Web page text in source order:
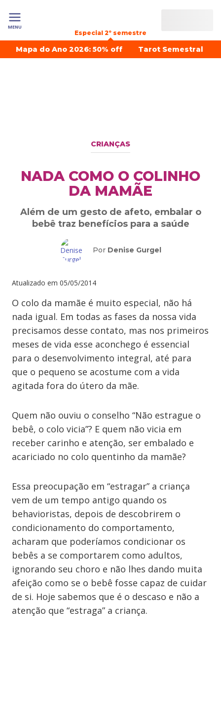
MENU
Especial 2º semestre
Mapa do Ano 2026: 50% off Tarot Semestral
CRIANÇAS
NADA COMO O COLINHO
DA MAMÃE
Além de um gesto de afeto, embalar o
bebê traz benefícios para a saúde
Por Denise Gurgel
Atualizado em 05/05/2014
O colo da mamãe é muito especial, não há
nada igual. Em todas as fases da nossa vida
precisamos desse contato, mas nos primeiros
meses de vida esse aconchego é essencial
para o desenvolvimento integral, até para
que o pequeno se acostume com a vida
agitada fora do útero da mãe.
Quem não ouviu o conselho “Não estrague o
bebê, o colo vicia”? E quem não vicia em
receber carinho e atenção, ser embalado e
acariciado no colo quentinho da mamãe?
Essa preocupação em “estragar” a criança
vem de um tempo antigo quando os
behavioristas, depois de descobrirem o
condicionamento do comportamento,
acharam que poderíamos condicionar os
bebês a se comportarem como adultos,
ignorando seu choro e não lhes dando muita
afeição como se o bebê fosse capaz de cuidar
de si. Hoje sabemos que é o descaso e não a
atenção que “estraga” a criança.